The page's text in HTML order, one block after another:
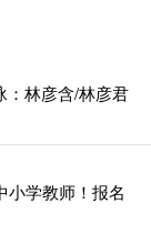
：林彦含/林彦君
小学教师！报名